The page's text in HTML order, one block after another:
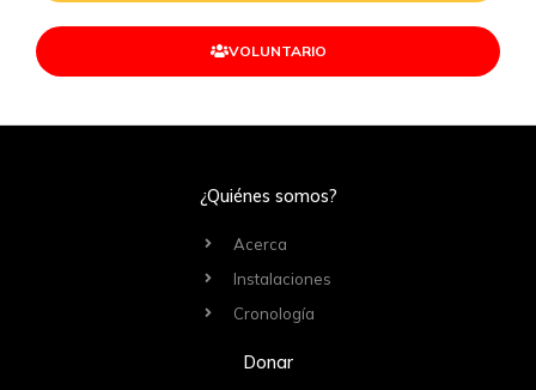
VOLUNTARIO
¿Quiénes somos?
Acerca
Instalaciones
Cronología
Donar